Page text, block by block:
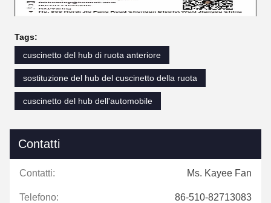
Tags:
cuscinetto del hub di ruota anteriore
sostituzione del hub del cuscinetto della ruota
cuscinetto del hub dell'automobile
Contatti
Contatti: Ms. Kayee Fan
Telefono: 86-510-82713083